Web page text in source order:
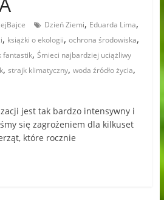
Dzień Ziemi, Eduarda Lima,
, książki o ekologii, ochrona środowiska,
fantastik, Śmieci najbardziej uciążliwy
, strajk klimatyczny, woda źródło życia,
jest tak bardzo intensywny i
się zagrożeniem dla kilkuset
które rocznie